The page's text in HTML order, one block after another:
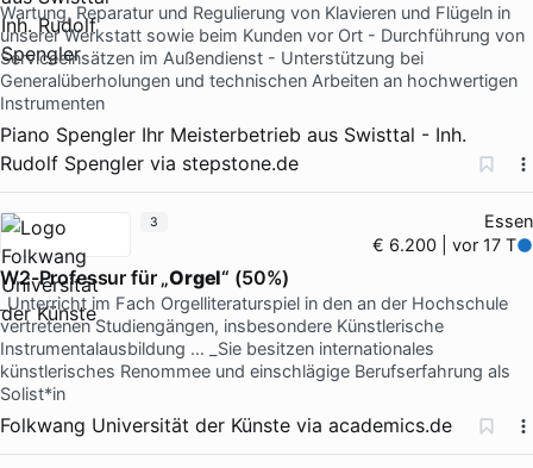
Wartung, Reparatur und Regulierung von Klavieren und Flügeln in
unserer Werkstatt sowie beim Kunden vor Ort - Durchführung von
Serviceeinsätzen im Außendienst - Unterstützung bei
Generalüberholungen und technischen Arbeiten an hochwertigen
Instrumenten
Piano Spengler Ihr Meisterbetrieb aus Swisttal - Inh.
Rudolf Spengler via stepstone.de
Essen
€ 6.200 | vor 17 T
W2-Professur für „Orgel“ (50%)
_Unterricht im Fach Orgelliteraturspiel in den an der Hochschule
vertretenen Studiengängen, insbesondere Künstlerische
Instrumentalausbildung … _Sie besitzen internationales
künstlerisches Renommee und einschlägige Berufserfahrung als
Solist*in
Folkwang Universität der Künste via academics.de
3